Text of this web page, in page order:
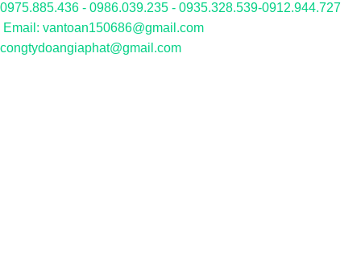
0975.885.436 - 0986.039.235 - 0935.328.539-0912.944.727
Email: vantoan150686@gmail.com
congtydoangiaphat@gmail.com